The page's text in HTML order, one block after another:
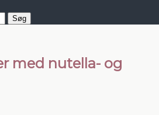
med nutella- og